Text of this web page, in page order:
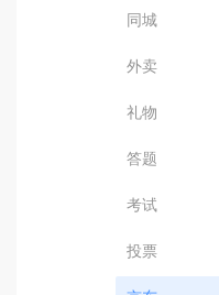
同城
外卖
礼物
答题
考试
投票